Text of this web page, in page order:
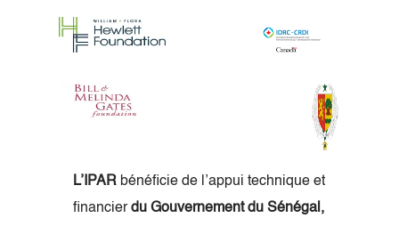
L’IPARbénéficie de l’appui technique et
financierdu Gouvernement du Sénégal,